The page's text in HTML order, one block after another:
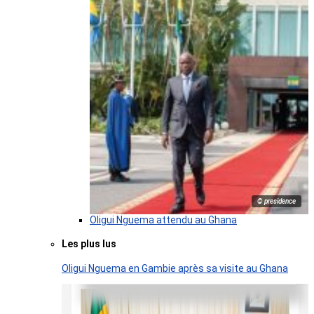
© presidence
Oligui Nguema attendu au Ghana
Les plus lus
Oligui Nguema en Gambie après sa visite au Ghana